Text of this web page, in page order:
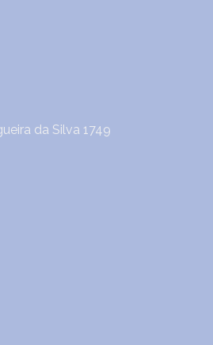
da Silva 1749